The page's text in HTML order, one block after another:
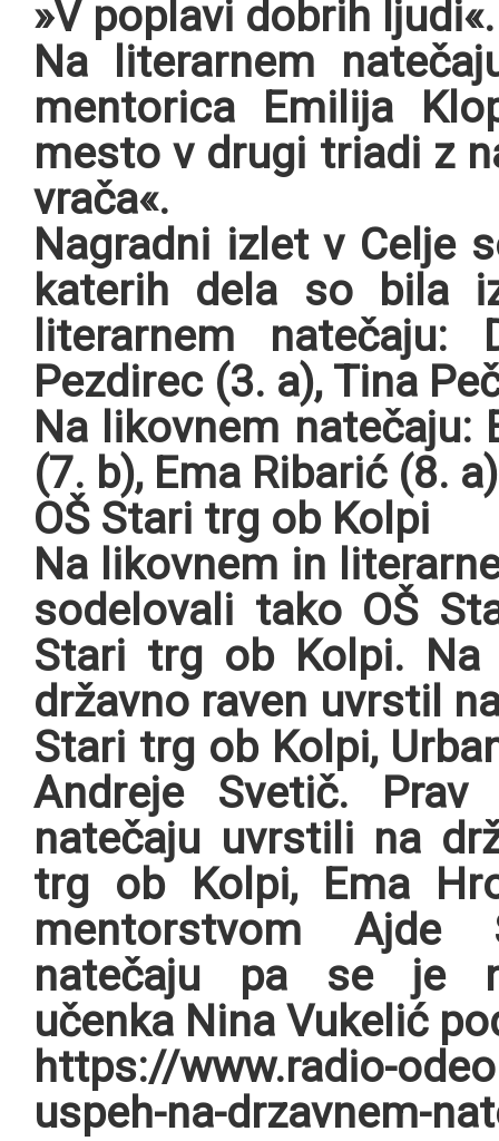
»V poplavi dobrih ljudi«.
Na literarnem
mentorica Emilija
mesto v drugi triadi z
vrača«.
Nagradni izlet v Celje
katerih dela so bila
literarnem
Pezdirec (3. a), Tina
Na likovnem natečaju:
(7. b), Ema Ribarić (8.
OŠ Stari trg ob Kolpi
Na likovnem in
sodelovali tako OŠ
Stari trg ob Kolpi.
državno raven uvrstil
Stari trg ob Kolpi,
Andreje Svetič.
natečaju uvrstili na
trg ob Kolpi, Ema
mentorstvom Ajde
natečaju pa se je
učenka Nina Vukelić
https://www.radio-
uspeh-na-drzavnem-